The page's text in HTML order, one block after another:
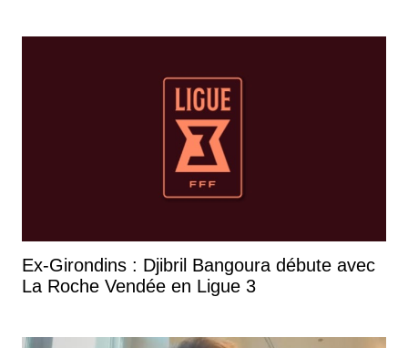
Ex-Girondins : Djibril Bangoura débute avec
La Roche Vendée en Ligue 3